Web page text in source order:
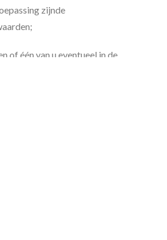
zijnde
of één van u eventueel in de